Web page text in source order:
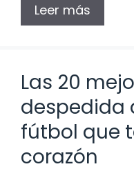
Leer más
Las 20
despedida
fútbol que
corazón